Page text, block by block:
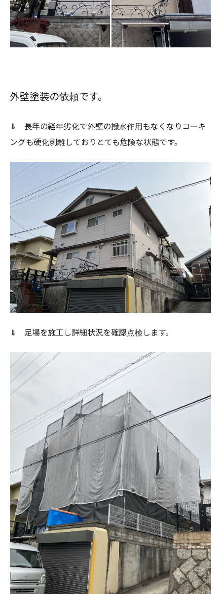
外壁塗装の依頼です。
⇓ 長年の経年劣化で外壁の撥水作用もなくなりコーキ
ングも硬化剥離しておりとても危険な状態です。
⇓ 足場を施工し詳細状況を確認点検します。